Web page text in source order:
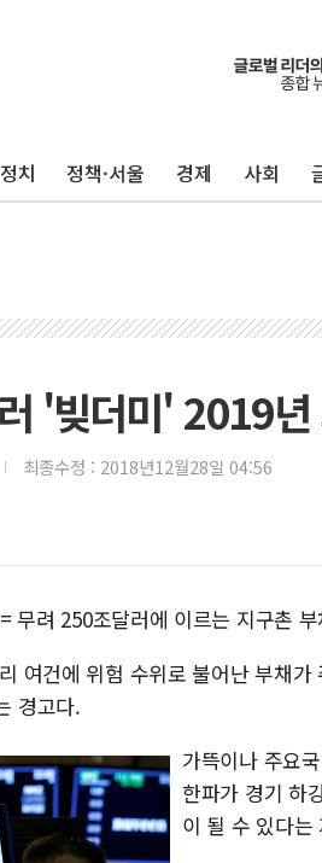
정치 정책·서울 경제 사회
'빚더미' 2019년
최종수정 : 2018년12월28일 04:56
무려 250조달러에 이르는 지구촌
여건에 위험 수위로 불어난 부채
경고다.
가뜩이나 주요
한파가 경기 하
이 될 수 있다는